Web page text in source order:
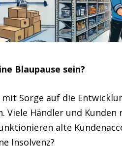
Blaupause sein?
Sorge auf die
Viele Händler und Kunden
alte
Insolvenz?